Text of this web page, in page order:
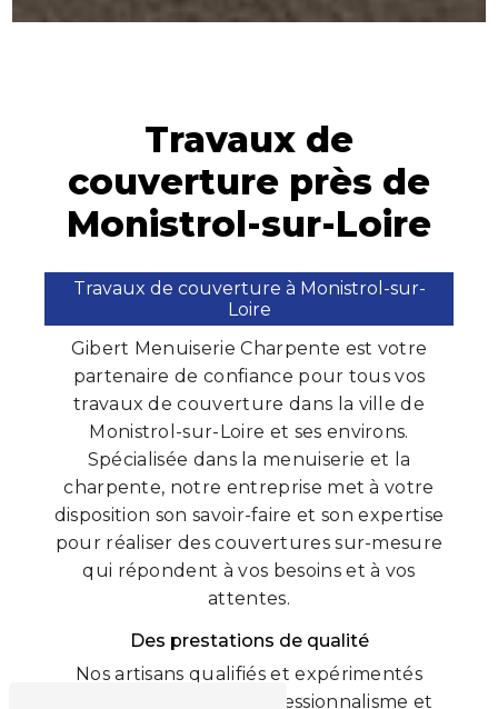
Travaux de
couverture près de
Monistrol-sur-Loire
Travaux de couverture à Monistrol-sur-
Loire
Gibert Menuiserie Charpente est votre
partenaire de confiance pour tous vos
travaux de couverture dans la ville de
Monistrol-sur-Loire et ses environs.
Spécialisée dans la menuiserie et la
charpente, notre entreprise met à votre
disposition son savoir-faire et son expertise
pour réaliser des couvertures sur-mesure
qui répondent à vos besoins et à vos
attentes.
Des prestations de qualité
Nos artisans qualifiés et expérimentés
interviennent avec professionnalisme et